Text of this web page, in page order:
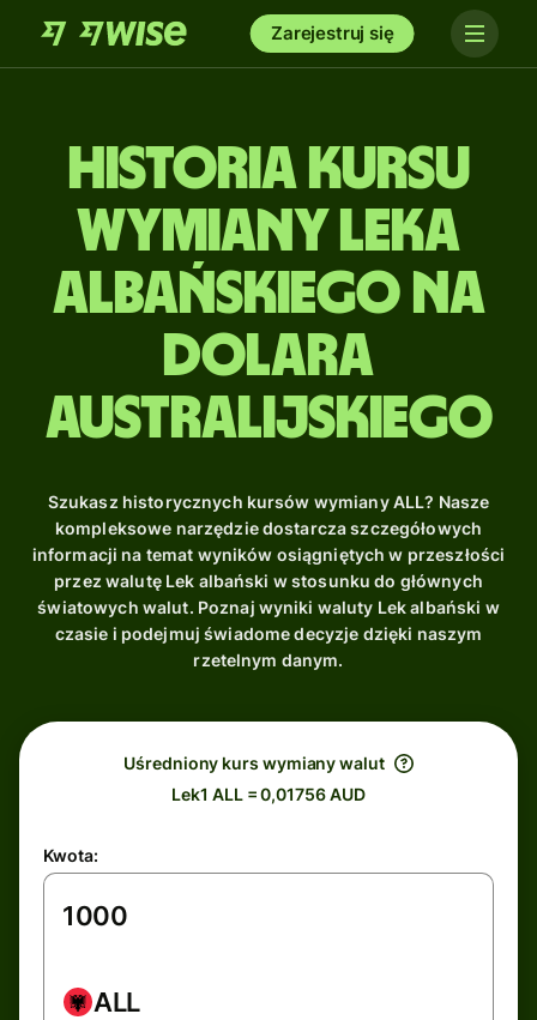
Zarejestruj się
Historia kursu
wymiany leka
albańskiego na
dolara
australijskiego
Szukasz historycznych kursów wymiany ALL? Nasze
kompleksowe narzędzie dostarcza szczegółowych
informacji na temat wyników osiągniętych w przeszłości
przez walutę Lek albański w stosunku do głównych
światowych walut. Poznaj wyniki waluty Lek albański w
czasie i podejmuj świadome decyzje dzięki naszym
rzetelnym danym.
Uśredniony kurs wymiany walut
Lek1 ALL = 0,01756 AUD
Kwota:
ALL